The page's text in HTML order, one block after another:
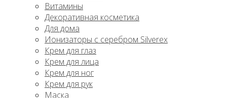
Витамины
Декоративная косметика
Для дома
Ионизаторы с серебром Silverex
Крем для глаз
Крем для лица
Крем для ног
Крем для рук
Маска